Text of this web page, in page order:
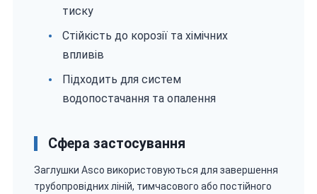
тиску
Стійкість до корозії та хімічних
впливів
Підходить для систем
водопостачання та опалення
Сфера застосування
Заглушки Asco використовуються для завершення
трубопровідних ліній, тимчасового або постійного